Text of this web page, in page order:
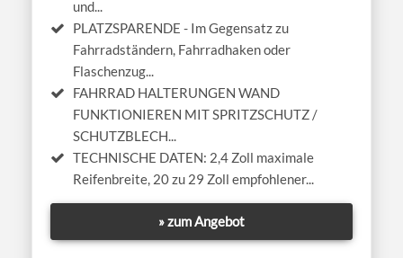
und...
PLATZSPARENDE - Im Gegensatz zu
Fahrradständern, Fahrradhaken oder
Flaschenzug...
FAHRRAD HALTERUNGEN WAND
FUNKTIONIEREN MIT SPRITZSCHUTZ /
SCHUTZBLECH...
TECHNISCHE DATEN: 2,4 Zoll maximale
Reifenbreite, 20 zu 29 Zoll empfohlener...
» zum Angebot